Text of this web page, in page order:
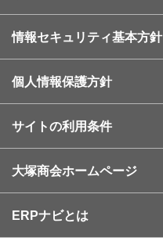
情報セキュリティ基本方針
個人情報保護方針
サイトの利用条件
大塚商会ホームページ
ERPナビとは